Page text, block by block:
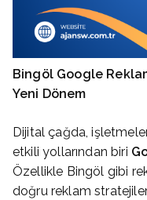
Bingöl Google
Yeni Dönem
Dijital çağda,
etkili yollarından biri
Özellikle Bingöl gibi
doğru reklam